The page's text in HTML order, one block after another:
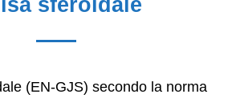
sferoidale
(EN-GJS) secondo la norma